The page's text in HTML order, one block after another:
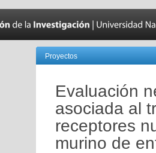
Proyectos
Evaluación
asociada al
receptores
murino de